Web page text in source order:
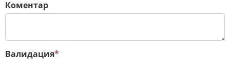
Коментар
Валидация*